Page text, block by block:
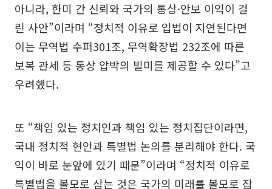
아니라, 한미 간 신뢰와 국가의 통상·안보 이익이 걸
린 사안”이라며 “정치적 이유로 입법이 지연된다면
이는 무역법 수퍼301조, 무역확장법 232조에 따른
보복 관세 등 통상 압박의 빌미를 제공할 수 있다”고
우려했다.
또 “책임 있는 정치인과 책임 있는 정치집단이라면,
국내 정치적 현안과 특별법 논의를 분리해야 한다. 국
익이 바로 눈앞에 있기 때문”이라며 “정치적 이유로
특별법을 볼모로 삼는 것은 국가의 미래를 볼모로 잡